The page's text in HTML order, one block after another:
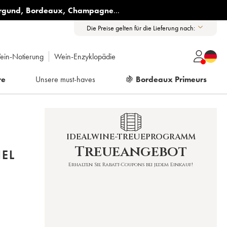
, Bordeaux, Champagne...
Die Preise gelten für die Lieferung nach:
Notierung Wein-Enzyklopädie
Unsere must-haves 🍇 Bordeaux Primeurs
IDEALWINE-TREUEPROGRAMM
Treueangebot
Erhalten Sie Rabatt-Coupons bei jedem Einkauf!